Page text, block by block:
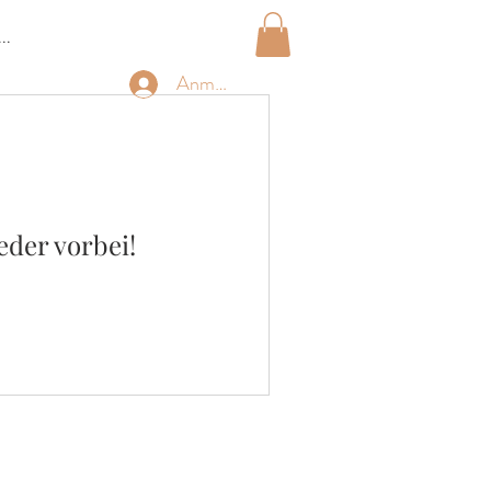
Anmelden
vorbei!